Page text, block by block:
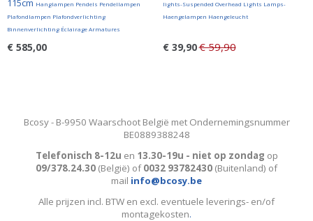
115cm Hanglampen Pendels Pendellampen
Plafondlampen Plafondverlichting
Binnenverlichting Éclairage Armatures
€ 585,00
lights-Suspended Overhead Lights Lamps-
Haengelampen Haengeleucht
€ 39,90€ 59,90
Bcosy - B-9950 Waarschoot België met Ondernemingsnummer
BE0889388248
Telefonisch 8-12u en 13.30-19u - niet op zondag op
09/378.24.30 (België) of0032 93782430 (Buitenland) of
mail info@bcosy.be
Alle prijzen incl. BTW en excl. eventuele leverings- en/of
montagekosten.